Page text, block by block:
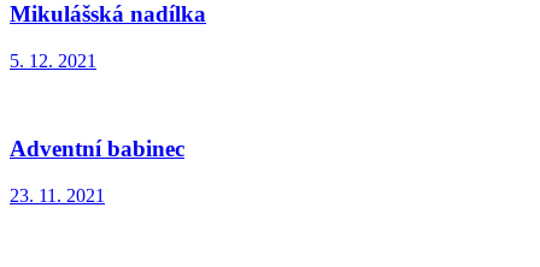
Mikulášská nadílka
5. 12. 2021
Adventní babinec
23. 11. 2021